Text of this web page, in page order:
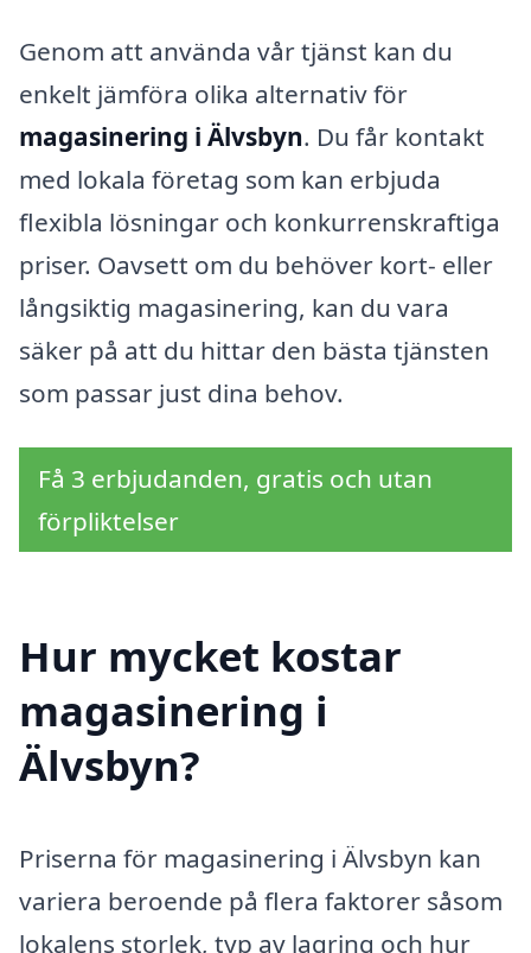
Genom att använda vår tjänst kan du
enkelt jämföra olika alternativ för
magasinering i Älvsbyn. Du får kontakt
med lokala företag som kan erbjuda
flexibla lösningar och konkurrenskraftiga
priser. Oavsett om du behöver kort- eller
långsiktig magasinering, kan du vara
säker på att du hittar den bästa tjänsten
som passar just dina behov.
Få 3 erbjudanden, gratis och utan
förpliktelser
Hur mycket kostar
magasinering i
Älvsbyn?
Priserna för magasinering i Älvsbyn kan
variera beroende på flera faktorer såsom
lokalens storlek, typ av lagring och hur